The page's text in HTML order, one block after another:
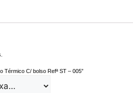
Térmico C/ bolso Refª ST – 005”